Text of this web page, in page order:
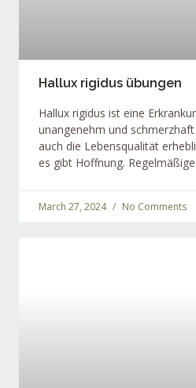
Hallux rigidus übungen
Hallux rigidus ist eine
unangenehm und
auch die Lebensqualität
es gibt Hoffnung.
March 27, 2024 No Comments